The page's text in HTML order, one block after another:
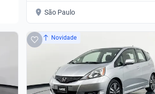
São Paulo
Novidade